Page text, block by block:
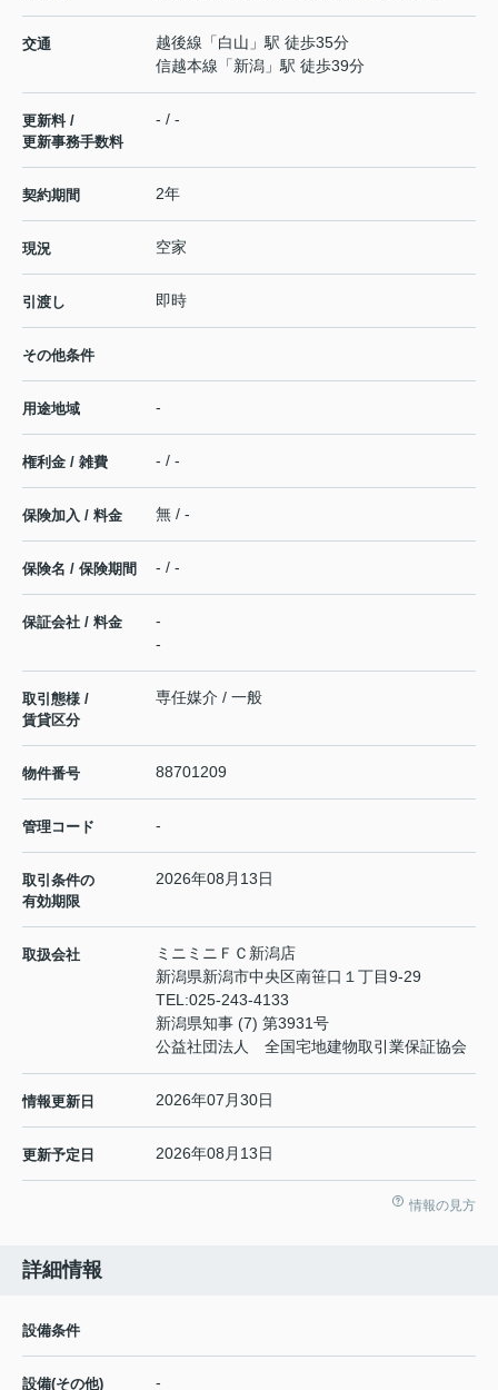
交通 越後線 「白山 」駅 徒歩35分
信越本線 「新潟 」駅 徒歩39分
更新料 /
更新事務手数料
- / -
契約期間 2年
現況 空家
引渡し 即時
その他条件
用途地域 -
権利金 / 雑費 - / -
保険加入 / 料金 無 / -
保険名 / 保険期間 - / -
保証会社 / 料金
-
-
取引態様 /
賃貸区分
専任媒介 / 一般
物件番号 88701209
管理コード -
取引条件の
有効期限
2026年08月13日
取扱会社
ミニミニＦＣ新潟店
新潟県新潟市中央区南笹口１丁目9-29
TEL:025-243-4133
新潟県知事 (7) 第3931号
公益社団法人 全国宅地建物取引業保証協会
情報更新日 2026年07月30日
更新予定日 2026年08月13日
情報の見方
詳細情報
設備条件
設備(その他) -